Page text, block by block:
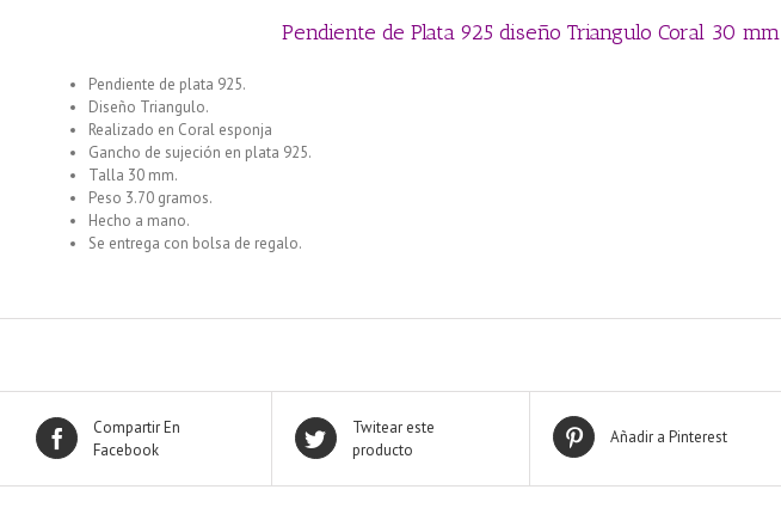
Pendiente de Plata 925 diseño Triangulo Coral 30 mm
Pendiente de plata 925.
Diseño Triangulo.
Realizado en Coral esponja
Gancho de sujeción en plata 925.
Talla 30 mm.
Peso 3.70 gramos.
Hecho a mano.
Se entrega con bolsa de regalo.
Compartir En
Facebook
Twitear este
producto
Añadir a Pinterest